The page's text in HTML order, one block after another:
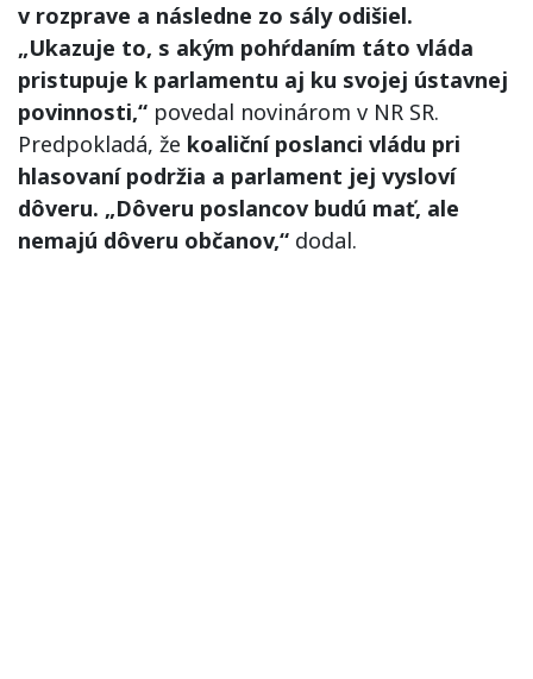
v rozprave a následne zo sály odišiel.
„Ukazuje to, s akým pohŕdaním táto vláda
pristupuje k parlamentu aj ku svojej ústavnej
povinnosti,“ povedal novinárom v NR SR.
Predpokladá, že koaliční poslanci vládu pri
hlasovaní podržia a parlament jej vysloví
dôveru. „Dôveru poslancov budú mať, ale
nemajú dôveru občanov,“ dodal.